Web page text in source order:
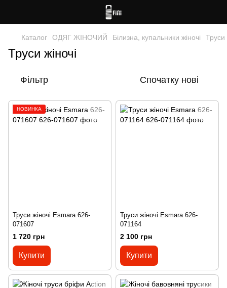
Каталог ОДЯГ ЖІНОЧИЙ Білизна, купальники жіночі Труси
Труси жіночі
Фільтр Спочатку нові
НОВИНКА
Труси жіночі Esmara 626-
071607
1 720 грн
Купити
Труси жіночі Esmara 626-
071164
2 100 грн
Купити